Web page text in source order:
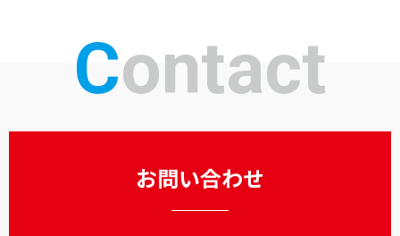
Contact
お問い合わせ